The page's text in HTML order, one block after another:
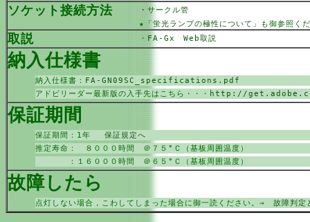
ソケット接続方法 ・ サークル管
★
「蛍光ランプの極性について」 も御参照く
取説 ・ FA-Gx Web取説
納入仕様書
納入仕様書： FA-GN09SC_specifications.pdf
アドビリーダー最新版の入手先はこちら・・・ http://
保証期間
保証期間：1年
保証規定へ
推定寿命： ８０００時間 ＠７５°Ｃ（基板周囲温度）
：１６０００時間 ＠６５°Ｃ（基板周囲温度）
故障したら
点灯しない場合，こわしてしまった場合に御一読ください。→ 故障判定